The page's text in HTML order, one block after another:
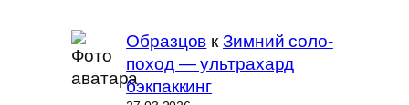
Образцов кЗимний соло-
поход — ультрахард
бэкпаккинг